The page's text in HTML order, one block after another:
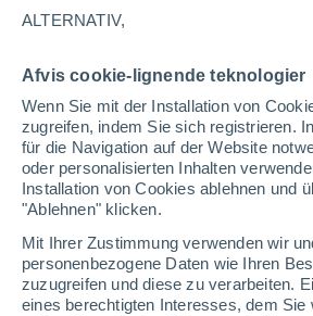
ALTERNATIV,
Afvis cookie-lignende teknologier
Wenn Sie mit der Installation von
zugreifen, indem Sie sich registrieren.
für die Navigation auf der Website
oder personalisierten Inhalten
Installation von Cookies ablehnen und
"Ablehnen" klicken.
Mit Ihrer Zustimmung verwenden wir
personenbezogene Daten wie Ihren
zuzugreifen und diese zu verarbeiten.
eines berechtigten Interesses, dem